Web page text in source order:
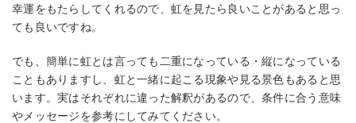
幸運をもたらしてくれるので、虹を見たら良いことがあると思っ
ても良いですね。
でも、簡単に虹とは言っても二重になっている・縦になっている
こともありますし、虹と一緒に起こる現象や見る景色もあると思
います。実はそれぞれに違った解釈があるので、条件に合う意味
やメッセージを参考にしてみてください。